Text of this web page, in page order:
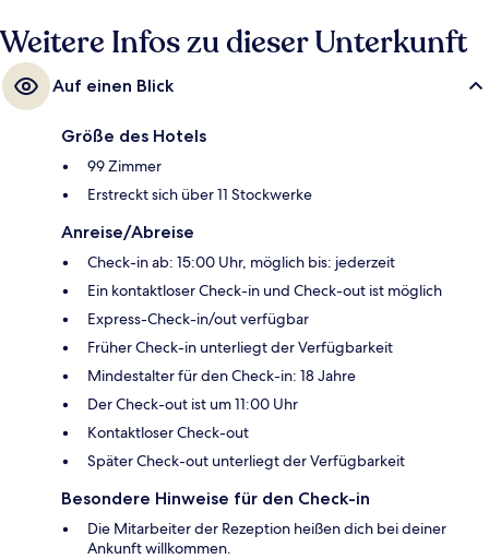
Minuten.
Weitere Infos zu dieser Unterkunft
Auf einen Blick
Größe des Hotels
99 Zimmer
Erstreckt sich über 11 Stockwerke
Anreise/Abreise
Check-in ab: 15:00 Uhr, möglich bis: jederzeit
Ein kontaktloser Check-in und Check-out ist möglich
Express-Check-in/out verfügbar
Früher Check-in unterliegt der Verfügbarkeit
Mindestalter für den Check-in: 18 Jahre
Der Check-out ist um 11:00 Uhr
Kontaktloser Check-out
Später Check-out unterliegt der Verfügbarkeit
Besondere Hinweise für den Check-in
Die Mitarbeiter der Rezeption heißen dich bei deiner
Ankunft willkommen.